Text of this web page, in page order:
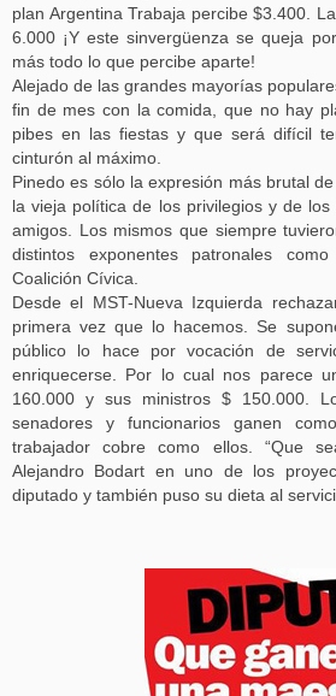
plan Argentina Trabaja percibe $3.400.
6.000 ¡Y este sinvergüenza se queja
más todo lo que percibe aparte!
Alejado de las grandes mayorías
fin de mes con la comida, que no hay
pibes en las fiestas y que será difícil
cinturón al máximo.
Pinedo es sólo la expresión más brutal
la vieja política de los privilegios y de
amigos. Los mismos que siempre
distintos exponentes patronales
Coalición Cívica.
Desde el MST-Nueva Izquierda
primera vez que lo hacemos. Se
público lo hace por vocación de
enriquecerse. Por lo cual nos parece
160.000 y sus ministros $ 150.000.
senadores y funcionarios ganen
trabajador cobre como ellos. “Que
Alejandro Bodart en uno de los
diputado y también puso su dieta al